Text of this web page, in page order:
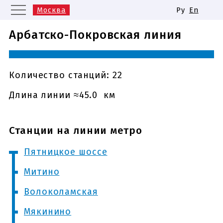
Москва
Казань
Нижний Новгород
Новосибирск
Самара
Одинаковые названия станций
Ру En
Арбатско-Покровская линия
Количество станций: 22
Длина линии ≈45.0 км
Станции на линии метро
Пятницкое шоссе
Митино
Волоколамская
Мякинино